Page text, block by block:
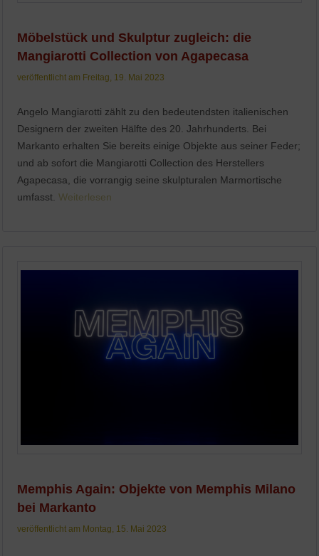
Möbelstück und Skulptur zugleich: die
Mangiarotti Collection von Agapecasa
veröffentlicht am Freitag, 19. Mai 2023
Angelo Mangiarotti zählt zu den bedeutendsten italienischen
Designern der zweiten Hälfte des 20. Jahrhunderts. Bei
Markanto erhalten Sie bereits einige Objekte aus seiner Feder;
und ab sofort die Mangiarotti Collection des Herstellers
Agapecasa, die vorrangig seine skulpturalen Marmortische
umfasst.Weiterlesen
Memphis Again: Objekte von Memphis Milano
bei Markanto
veröffentlicht am Montag, 15. Mai 2023